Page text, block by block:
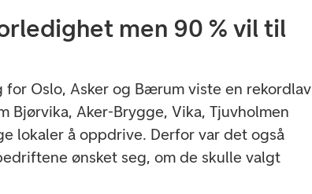
men 90 % vil til
Oslo, Asker og Bærum viste en rekordlav
Bjørvika, Aker-Brygge, Vika, Tjuvholmen
lokaler å oppdrive. Derfor var det også
ønsket seg, om de skulle valgt